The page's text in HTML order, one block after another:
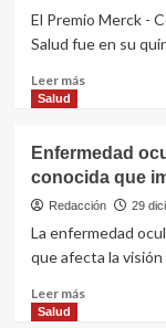
Córdoba
pies
de
El Premio Merck -
Salud fue en su
Leer másLeer
Merck
–
Conicet
estudio
Salud
Enfermedad
conocida que
Redacción 29
La enfermedad
que afecta la visión
Leer másLeer
Salud